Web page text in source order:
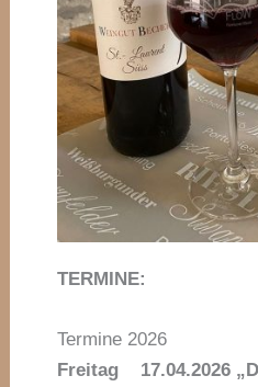
TERMINE:
Termine 2026
Freitag 17.04.2026